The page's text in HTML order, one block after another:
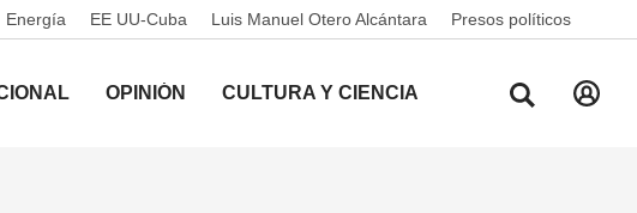
Energía EE UU-Cuba Luis Manuel Otero Alcántara Presos políticos
OPINIÓN CULTURA Y CIENCIA